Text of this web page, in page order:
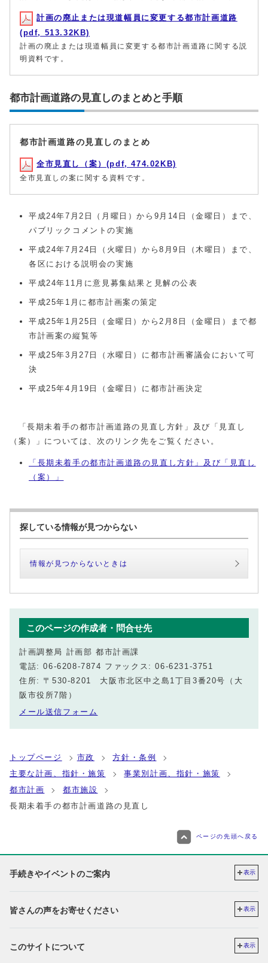
計画の廃止または現道幅員に変更する都市計画道路
(pdf, 513.32KB)
計画の廃止または現道幅員に変更する都市計画道路に関する説
明資料です。
都市計画道路の見直しのまとめと手順
都市計画道路の見直しのまとめ
全市見直し（案）(pdf, 474.02KB)
全市見直しの案に関する資料です。
平成24年7月2日（月曜日）から9月14日（金曜日）まで、
パブリックコメントの実施
平成24年7月24日（火曜日）から8月9日（木曜日）まで、
各区における説明会の実施
平成24年11月に意見募集結果と見解の公表
平成25年1月に都市計画案の策定
平成25年1月25日（金曜日）から2月8日（金曜日）まで都
市計画案の縦覧等
平成25年3月27日（水曜日）に都市計画審議会において可
決
平成25年4月19日（金曜日）に都市計画決定
「長期未着手の都市計画道路の見直し方針」及び「見直し
（案）」については、次のリンク先をご覧ください。
「長期未着手の都市計画道路の見直し方針」及び「見直し
（案）」
探している情報が見つからない
情報が見つからないときは
このページの作成者・問合せ先
計画調整局 計画部 都市計画課
電話: 06-6208-7874 ファックス: 06-6231-3751
住所: 〒530-8201 大阪市北区中之島1丁目3番20号（大
阪市役所7階）
メール送信フォーム
トップページ 市政
方針・条例
主要な計画、指針・施策
事業別計画、指針・施策
都市計画
都市施設
長期未着手の都市計画道路の見直し
ページの先頭へ戻る
手続きやイベントのご案内 表示
皆さんの声をお寄せください 表示
このサイトについて 表示